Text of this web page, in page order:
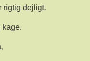
rigtig dejligt.
kage.